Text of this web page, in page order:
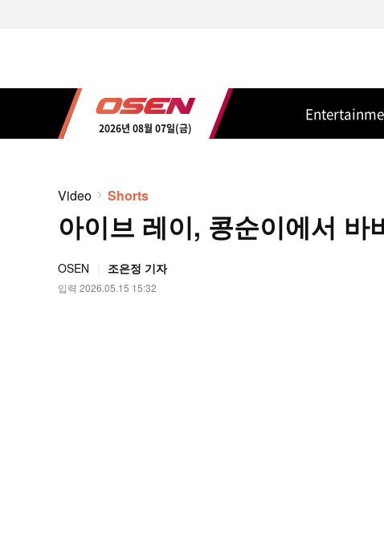
2026년 08월 07일(금)
Video Shorts
아이브 레이, 콩순이에서
OSEN 조은정 기자
입력 2026.05.15 15:32